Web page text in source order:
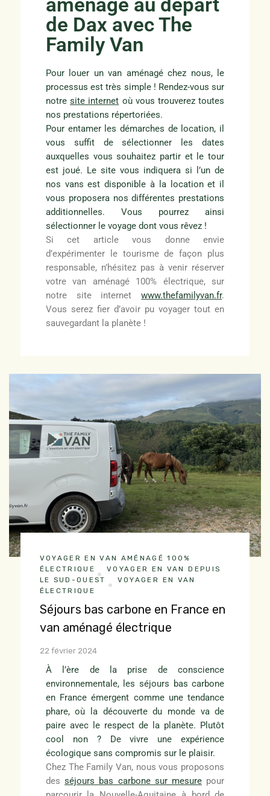
de Dax avec The
Family Van
Pour louer un van aménagé chez nous, le
processus est très simple ! Rendez-vous sur
notresite internet où vous trouverez toutes
nos prestations répertoriées.
Pour entamer les démarches de location, il
vous suffit de sélectionner les dates
auxquelles vous souhaitez partir et le tour
est joué. Le site vous indiquera si l’un de
nos vans est disponible à la location et il
vous proposera nos différentes prestations
additionnelles. Vous pourrez ainsi
sélectionner le voyage dont vous rêvez !
Si cet article vous donne envie
d’expérimenter le tourisme de façon plus
responsable, n’hésitez pas à venir réserver
votre van aménagé 100% électrique, sur
notre site internetwww.thefamilyvan.fr.
Vous serez fier d’avoir pu voyager tout en
sauvegardant la planète !
VOYAGER EN VAN AMÉNAGÉ 100%
ÉLECTRIQUE
VOYAGER EN VAN DEPUIS
LE SUD-OUEST
VOYAGER EN VAN
ÉLECTRIQUE
Séjours bas carbone en France en
van aménagé électrique
22 février 2024
À l’ère de la prise de conscience
environnementale, les séjours bas carbone
en France émergent comme une tendance
phare, où la découverte du monde va de
paire avec le respect de la planète. Plutôt
cool non ? De vivre une expérience
écologique sans compromis sur le plaisir.
Chez The Family Van, nous vous proposons
desséjours bas carbone sur mesurepour